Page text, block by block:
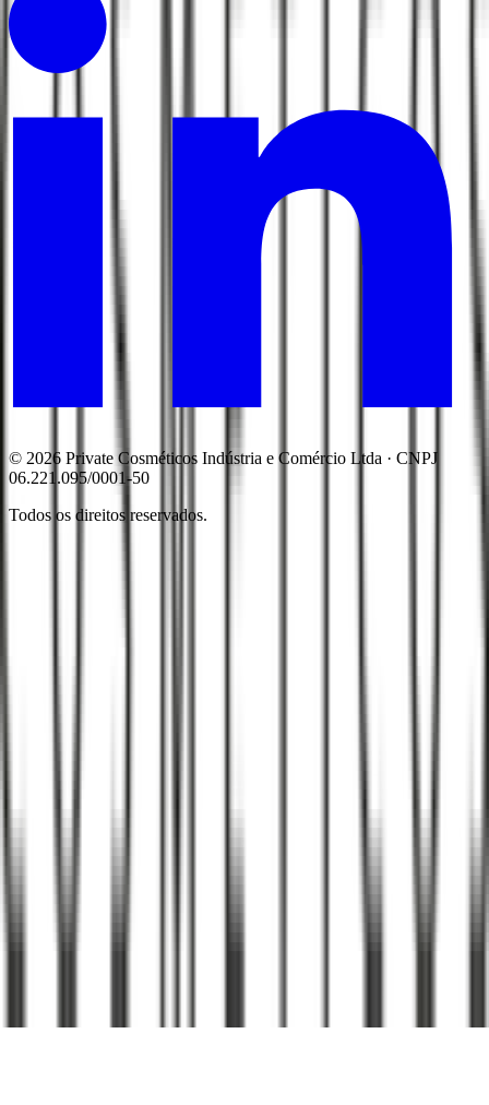
© 2026 Private Cosméticos Indústria e Comércio Ltda · CNPJ
06.221.095/0001-50
Todos os direitos reservados.